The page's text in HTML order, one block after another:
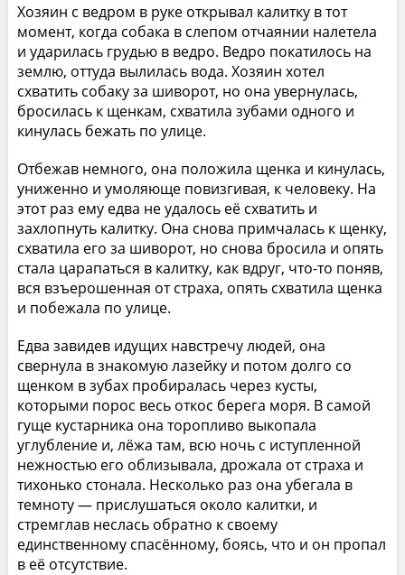
Хозяин с ведром в руке открывал калитку в тот
момент, когда собака в слепом отчаянии налетела
и ударилась грудью в ведро. Ведро покатилось на
землю, оттуда вылилась вода. Хозяин хотел
схватить собаку за шиворот, но она увернулась,
бросилась к щенкам, схватила зубами одного и
кинулась бежать по улице.
Отбежав немного, она положила щенка и кинулась,
униженно и умоляюще повизгивая, к человеку. На
этот раз ему едва не удалось её схватить и
захлопнуть калитку. Она снова примчалась к щенку,
схватила его за шиворот, но снова бросила и опять
стала царапаться в калитку, как вдруг, что-то поняв,
вся взъерошенная от страха, опять схватила щенка
и побежала по улице.
Едва завидев идущих навстречу людей, она
свернула в знакомую лазейку и потом долго со
щенком в зубах пробиралась через кусты,
которыми порос весь откос берега моря. В самой
гуще кустарника она торопливо выкопала
углубление и, лёжа там, всю ночь с иступленной
нежностью его облизывала, дрожала от страха и
тихонько стонала. Несколько раз она убегала в
темноту — прислушаться около калитки, и
стремглав неслась обратно к своему
единственному спасённому, боясь, что и он пропал
в её отсутствие.